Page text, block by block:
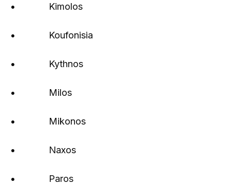
• Kimolos
• Koufonisia
• Kythnos
• Milos
• Mikonos
• Naxos
• Paros